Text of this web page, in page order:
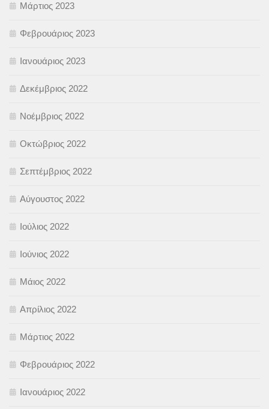
Μάρτιος 2023
Φεβρουάριος 2023
Ιανουάριος 2023
Δεκέμβριος 2022
Νοέμβριος 2022
Οκτώβριος 2022
Σεπτέμβριος 2022
Αύγουστος 2022
Ιούλιος 2022
Ιούνιος 2022
Μάιος 2022
Απρίλιος 2022
Μάρτιος 2022
Φεβρουάριος 2022
Ιανουάριος 2022